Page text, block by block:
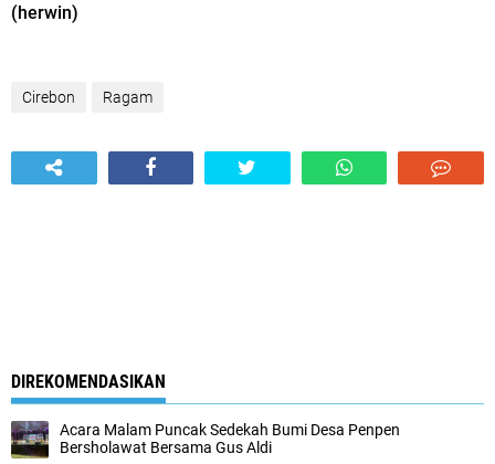
(herwin)
Cirebon Ragam
DIREKOMENDASIKAN
Acara Malam Puncak Sedekah Bumi Desa Penpen
Bersholawat Bersama Gus Aldi